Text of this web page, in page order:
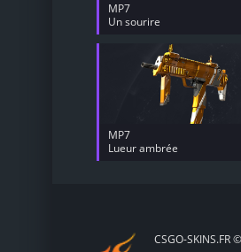
MP7
Un sourire
MP7
Lueur ambrée
CSGO-